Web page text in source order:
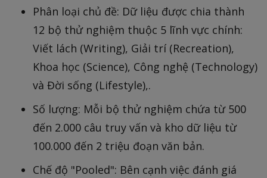
Phân loại chủ đề: Dữ liệu được chia thành
12 bộ thử nghiệm thuộc 5 lĩnh vực chính:
Viết lách (Writing), Giải trí (Recreation),
Khoa học (Science), Công nghệ (Technology)
và Đời sống (Lifestyle),.
Số lượng: Mỗi bộ thử nghiệm chứa từ 500
đến 2.000 câu truy vấn và kho dữ liệu từ
100.000 đến 2 triệu đoạn văn bản.
Chế độ "Pooled": Bên cạnh việc đánh giá